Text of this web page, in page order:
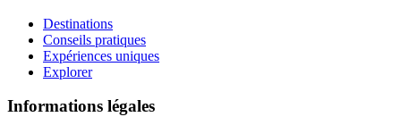
Destinations
Conseils pratiques
Expériences uniques
Explorer
Informations légales